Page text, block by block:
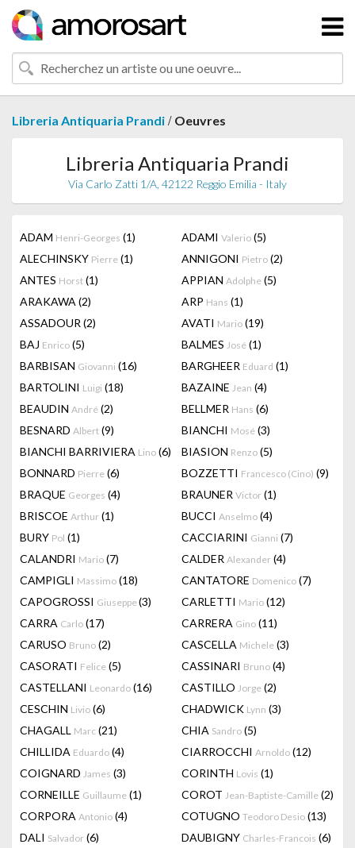
Libreria Antiquaria Prandi / Oeuvres
Libreria Antiquaria Prandi
Via Carlo Zatti 1/A, 42122 Reggio Emilia - Italy
ADAM Henri-Georges (1) ADAMI Valerio (5)
ALECHINSKY Pierre (1) ANNIGONI Pietro (2)
ANTES Horst (1) APPIAN Adolphe (5)
ARAKAWA (2) ARP Hans (1)
ASSADOUR (2) AVATI Mario (19)
BAJ Enrico (5) BALMES José (1)
BARBISAN Giovanni (16) BARGHEER Eduard (1)
BARTOLINI Luigi (18) BAZAINE Jean (4)
BEAUDIN André (2) BELLMER Hans (6)
BESNARD Albert (9) BIANCHI Mosé (3)
BIANCHI BARRIVIERA Lino (6) BIASION Renzo (5)
BONNARD Pierre (6) BOZZETTI Francesco (Cino) (9)
BRAQUE Georges (4) BRAUNER Victor (1)
BRISCOE Arthur (1) BUCCI Anselmo (4)
BURY Pol (1) CACCIARINI Gianni (7)
CALANDRI Mario (7) CALDER Alexander (4)
CAMPIGLI Massimo (18) CANTATORE Domenico (7)
CAPOGROSSI Giuseppe(3) CARLETTI Mario (12)
CARRA Carlo (17) CARRERA Gino (11)
CARUSO Bruno (2) CASCELLA Michele (3)
CASORATI Felice (5) CASSINARI Bruno (4)
CASTELLANI Leonardo (16) CASTILLO Jorge (2)
CESCHIN Livio (6) CHADWICK Lynn (3)
CHAGALL Marc (21) CHIA Sandro (5)
CHILLIDA Eduardo (4) CIARROCCHI Arnoldo (12)
COIGNARD James (3) CORINTH Lovis (1)
CORNEILLE Guillaume (1) COROT Jean-Baptiste-Camille (2)
CORPORA Antonio (4) COTUGNO Teodoro Desio (13)
DALI Salvador (6) DAUBIGNY Charles-Francois (6)